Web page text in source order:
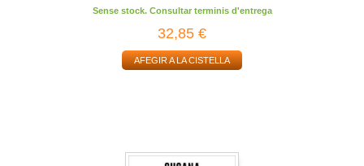
Sense stock. Consultar terminis d'entrega
32,85 €
AFEGIR A LA CISTELLA